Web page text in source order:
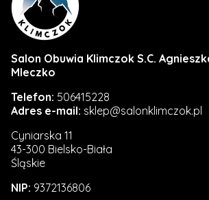
Salon Obuwia Klimczok S.C.
Mleczko
Telefon: 506415228
Adres e-mail: sklep@salonklimczok.pl
Cyniarska 11
43-300 Bielsko-Biała
Śląskie
NIP: 9372136806